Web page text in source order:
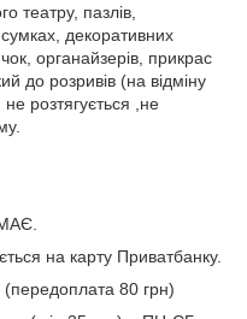
театру, пазлів,
сумках, декоративних
органайзерів, прикрас
до розривів (на відміну
розтягується ,не
на карту Приватбанку.
80 грн)